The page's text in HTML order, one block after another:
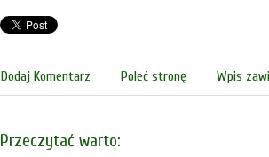
Dodaj Komentarz Poleć stronę Wpis
Przeczytać warto: